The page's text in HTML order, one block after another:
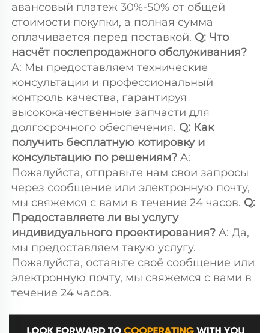
авансовый платеж 30%-50% от общей
стоимости покупки, а полная сумма
оплачивается перед поставкой. Q: Что
A: Мы предоставляем технические
консультации и профессиональный
контроль качества, гарантируя
высококачественные запчасти для
долгосрочного обеспечения. Q: Как
получить бесплатную котировку и
консультацию по решениям? A:
Пожалуйста, отправьте нам свои запросы
через сообщение или электронную почту,
мы свяжемся с вами в течение 24 часов. Q:
Предоставляете ли вы услугу
индивидуального проектирования? A: Да,
мы предоставляем такую услугу.
Пожалуйста, оставьте своё сообщение или
электронную почту, мы свяжемся с вами в
течение 24 часов.